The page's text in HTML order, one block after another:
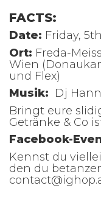
FACTS:
Date: Friday,
Ort: Freda-
Wien
und Flex)
Musik: Dj
Bringt eure
Getränke & Co
Facebook-
Kennst du
den du